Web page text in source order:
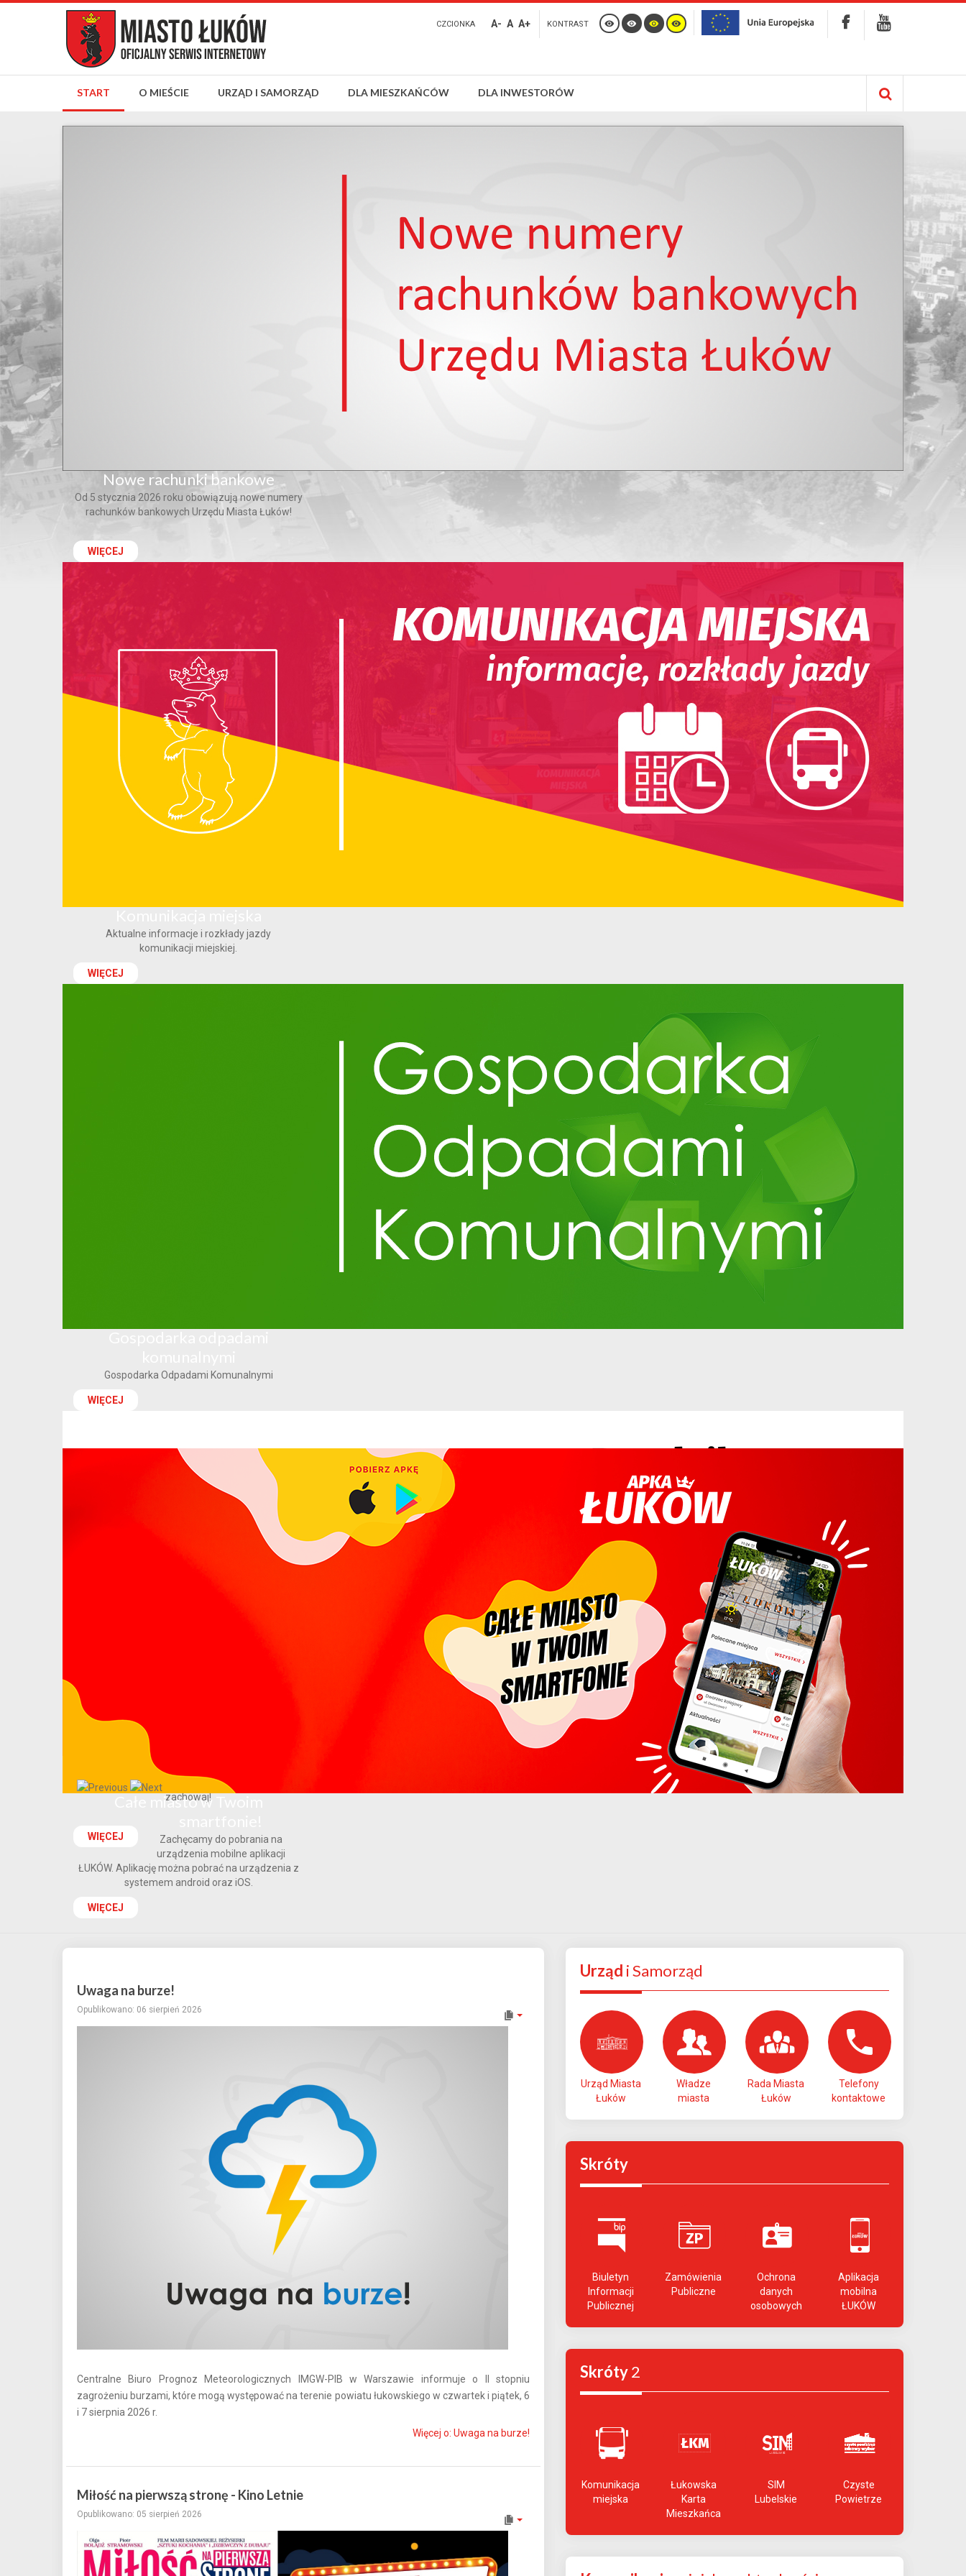
CZCIONKA A- A A+ KONTRAST
START O MIEŚCIE URZĄD I SAMORZĄD DLA MIESZKAŃCÓW DLA INWESTORÓW
Nowe rachunki bankowe
Od 5 stycznia 2026 roku obowiązują nowe numery
rachunków bankowych Urzędu Miasta Łuków!
WIĘCEJ
Aktualne informacje i rozkłady jazdy
komunikacji miejskiej.
WIĘCEJ
Gospodarka Odpadami Komunalnymi
WIĘCEJ
Poradnik bezpieczeństwa
Poradnik bezpieczeństwa - przeczytaj, przećwicz i
zachowaj!
WIĘCEJ
Całe miasto w Twoim
Zachęcamy do pobrania na
urządzenia mobilne aplikacji
ŁUKÓW. Aplikację można pobrać na urządzenia z
systemem android oraz iOS.
WIĘCEJ
Pn Wt Śr Cz Pt So
1
2 3 4 5
11
16
24 25 26
29
30 31
Uwaga na burze!
Opublikowano: 06 sierpień 2026
Centralne Biuro Prognoz Meteorologicznych IMGW-PIB w Warszawie informuje o II stopniu
zagrożeniu burzami, które mogą występować na terenie powiatu łukowskiego w czwartek i piątek, 6
i 7 sierpnia 2026 r.
Więcej o: Uwaga na burze!
Miłość na pierwszą stronę - Kino Letnie
Opublikowano: 05 sierpień 2026
Urząd i Samorząd
Urząd Miasta
Łuków
Władze
miasta
Rada Miasta
Łuków
Telefony
kontaktowe
Skróty
Biuletyn
Informacji
Publicznej
Zamówienia
Publiczne
Ochrona
danych
osobowych
Aplikacja
mobilna
ŁUKÓW
Skróty2
Komunikacja
miejska
Łukowska
Karta
Mieszkańca
SIM
Lubelskie
Czyste
Powietrze